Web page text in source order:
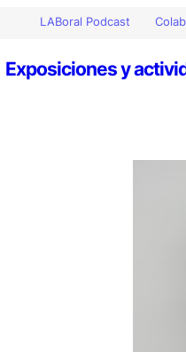
LABoral Podcast
Exposiciones y